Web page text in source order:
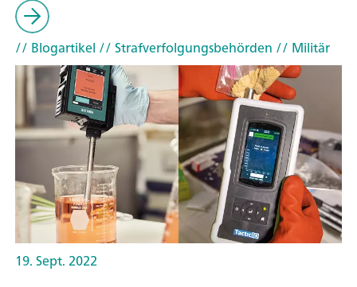
// Blogartikel // Strafverfolgungsbehörden // Militär
19. Sept. 2022